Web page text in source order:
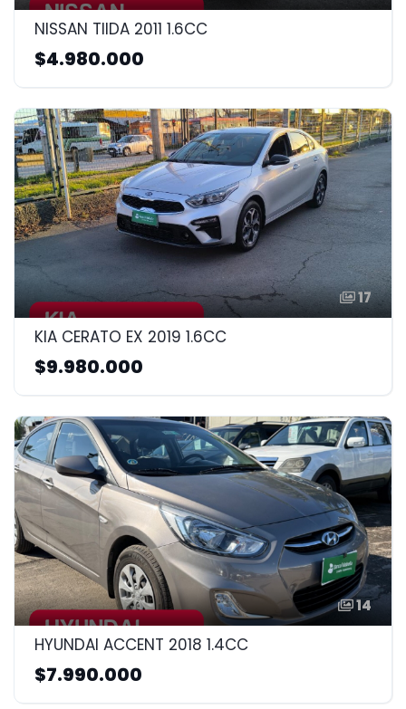
NISSAN TIIDA 2011 1.6CC
$4.980.000
17
KIA CERATO EX 2019 1.6CC
$9.980.000
14
HYUNDAI ACCENT 2018 1.4CC
$7.990.000